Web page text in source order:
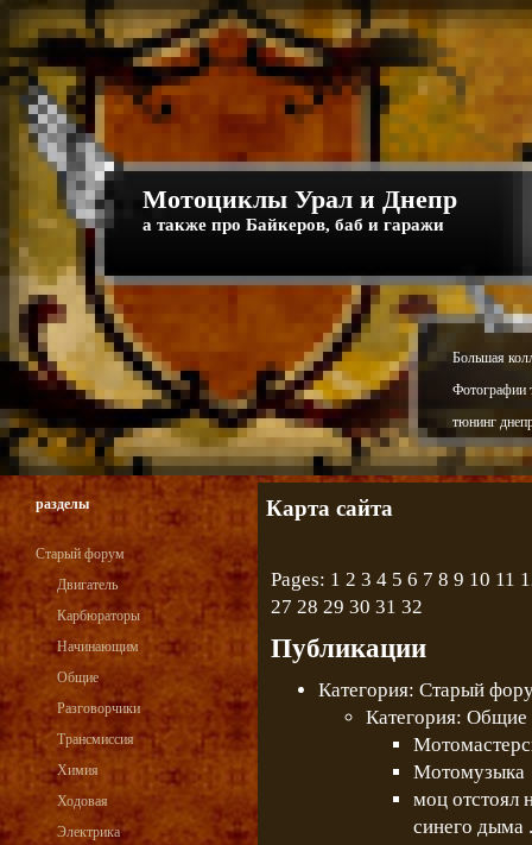
Мотоциклы Урал и Днепр
а также про Байкеров, баб и гаражи
Большая
Фотографии
тюнинг
разделы
Старый форум
Двигатель
Карбюраторы
Начинающим
Общие
Разговорчики
Трансмиссия
Химия
Ходовая
Электрика
Карта сайта
Pages: 1 2 3 4 5 6 7 8 9 10 11
27 28 29 30 31 32
Публикации
Категория: Старый
Категория:
Мотомузыка
моц отстоял
синего дыма